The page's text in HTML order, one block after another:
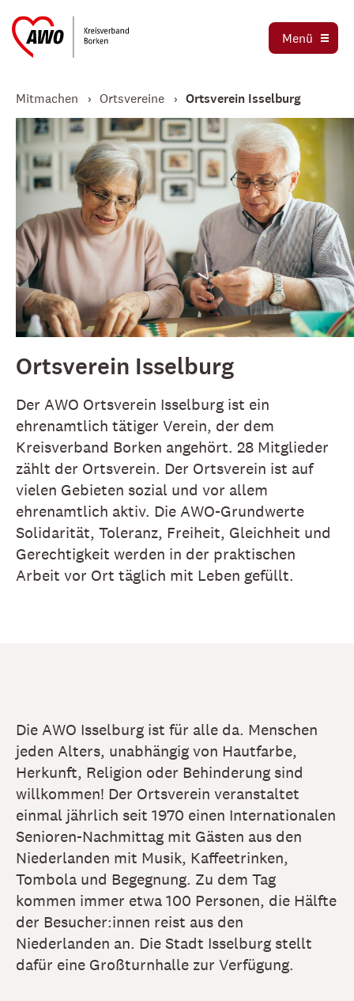
Menü
Ortsvereine
Mitmachen
Ortsvereine Ortsverein Isselburg
Ortsverein Isselburg
Der AWO Ortsverein Isselburg ist ein
ehrenamtlich tätiger Verein, der dem
Kreisverband Borken angehört. 28 Mitglieder
zählt der Ortsverein. Der Ortsverein ist auf
vielen Gebieten sozial und vor allem
ehrenamtlich aktiv. Die AWO-Grundwerte
Solidarität, Toleranz, Freiheit, Gleichheit und
Gerechtigkeit werden in der praktischen
Arbeit vor Ort täglich mit Leben gefüllt.
Die AWO Isselburg ist für alle da. Menschen
jeden Alters, unabhängig von Hautfarbe,
Herkunft, Religion oder Behinderung sind
willkommen! Der Ortsverein veranstaltet
einmal jährlich seit 1970 einen Internationalen
Senioren-Nachmittag mit Gästen aus den
Niederlanden mit Musik, Kaffeetrinken,
Tombola und Begegnung. Zu dem Tag
kommen immer etwa 100 Personen, die Hälfte
der Besucher:innen reist aus den
Niederlanden an. Die Stadt Isselburg stellt
dafür eine Großturnhalle zur Verfügung.